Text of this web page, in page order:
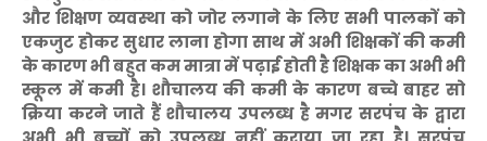
और शिक्षण व्यवस्था को जोर लगाने के लिए सभी पालकों को
एकजुट होकर सुधार लाना होगा साथ में अभी शिक्षकों की कमी
के कारण भी बहुत कम मात्रा में पढ़ाई होती है शिक्षक का अभी भी
स्कूल में कमी है। शौचालय की कमी के कारण बच्चे बाहर सो
क्रिया करने जाते हैं शौचालय उपलब्ध है मगर सरपंच के द्वारा